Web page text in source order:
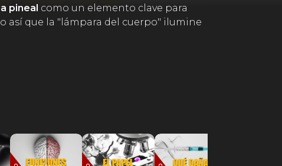
pineal como un elemento clave para
así que la "lámpara del cuerpo" ilumine